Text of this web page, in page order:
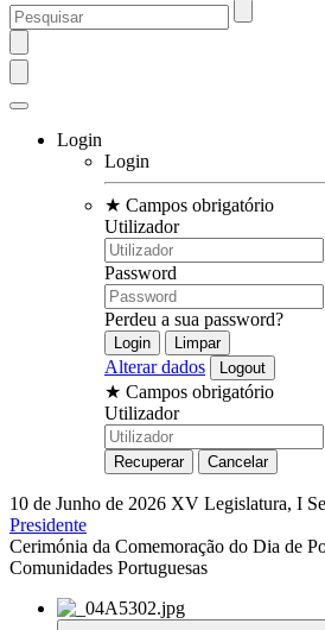
Login
Login
★ Campos obrigatório
Utilizador
Password
Perdeu a sua password?
Alterar dados
★ Campos obrigatório
Utilizador
10 de Junho de 2026 XV Legislatura, I
Presidente
Cerimónia da Comemoração do Dia de
Comunidades Portuguesas